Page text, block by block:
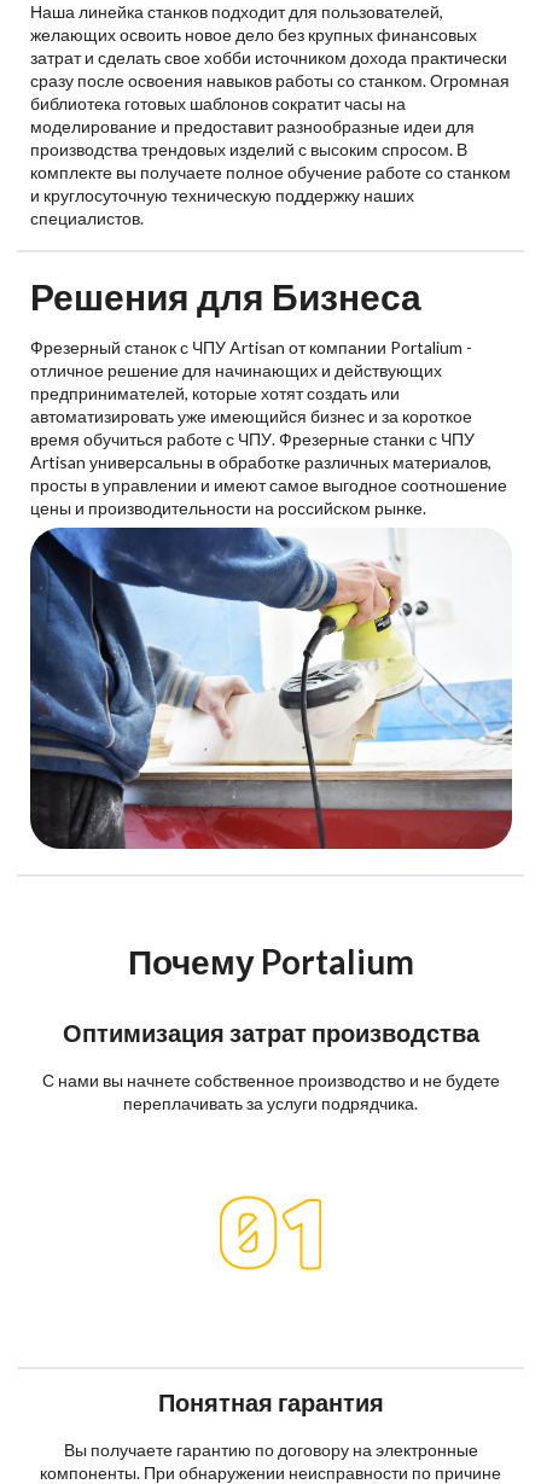
Наша линейка станков подходит для пользователей,
желающих освоить новое дело без крупных финансовых
затрат и сделать свое хобби источником дохода практически
сразу после освоения навыков работы со станком. Огромная
библиотека готовых шаблонов сократит часы на
моделирование и предоставит разнообразные идеи для
производства трендовых изделий с высоким спросом. В
комплекте вы получаете полное обучение работе со станком
и круглосуточную техническую поддержку наших
специалистов.
Решения для Бизнеса
Фрезерный станок с ЧПУ Artisan от компании Portalium -
отличное решение для начинающих и действующих
предпринимателей, которые хотят создать или
автоматизировать уже имеющийся бизнес и за короткое
время обучиться работе с ЧПУ. Фрезерные станки с ЧПУ
Artisan универсальны в обработке различных материалов,
просты в управлении и имеют самое выгодное соотношение
цены и производительности на российском рынке.
Почему Portalium
Оптимизация затрат производства
С нами вы начнете собственное производство и не будете
переплачивать за услуги подрядчика.
Понятная гарантия
Вы получаете гарантию по договору на электронные
компоненты. При обнаружении неисправности по причине